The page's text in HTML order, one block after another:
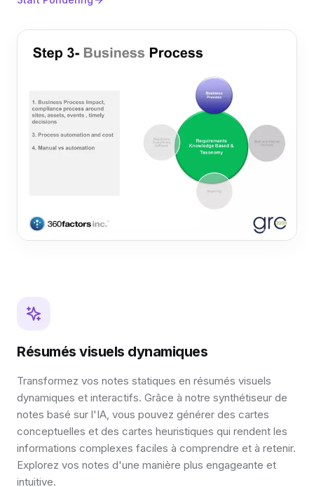
Résumés visuels dynamiques
Transformez vos notes statiques en résumés visuels
dynamiques et interactifs. Grâce à notre synthétiseur de
notes basé sur l'IA, vous pouvez générer des cartes
conceptuelles et des cartes heuristiques qui rendent les
informations complexes faciles à comprendre et à retenir.
Explorez vos notes d'une manière plus engageante et
intuitive.